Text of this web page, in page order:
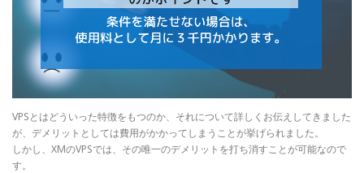
VPSとはどういった特徴をもつのか、それについて詳しくお伝えしてきました
が、デメリットとしては費用がかかってしまうことが挙げられました。
しかし、XMのVPSでは、その唯一のデメリットを打ち消すことが可能なので
す。